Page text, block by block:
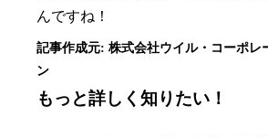
んですね！
もっと詳しく知りたい！